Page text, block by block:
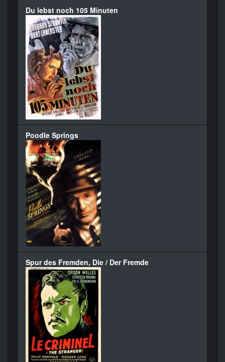
Du lebst noch 105 Minuten
Poodle Springs
Spur des Fremden, Die / Der Fremde